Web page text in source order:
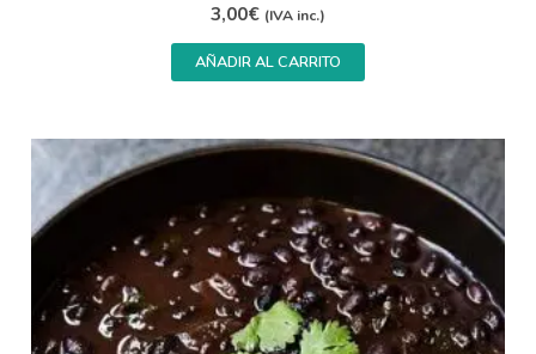
3,00€ (IVA inc.)
AÑADIR AL CARRITO